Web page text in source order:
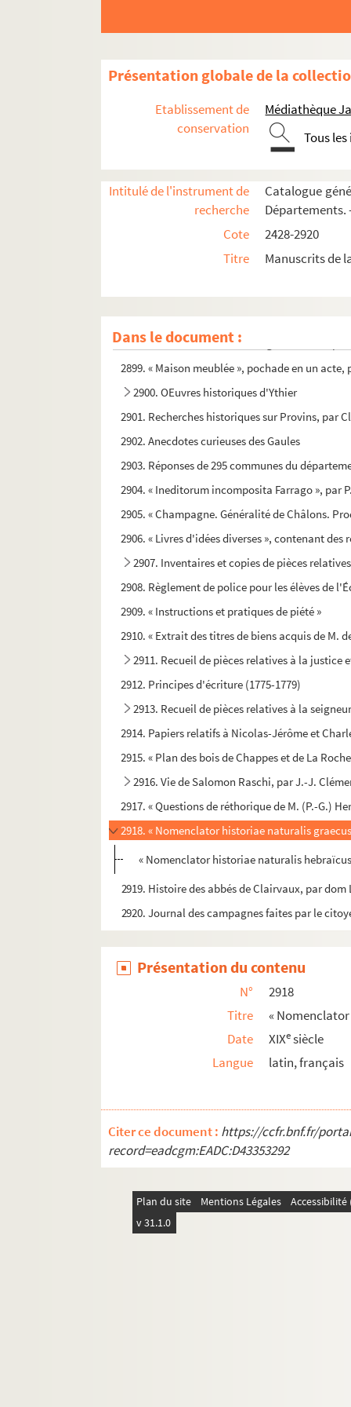
Présentation globale de la
Etablissement de
conservation
Médiathèque
Tous
Intitulé de l'instrument de
recherche
Catalogue
Départements.
Cote
2428-2920
Titre
Manuscrits de
Dans le document :
2886. [Titre absent ou non renseigné]
2888-2889. Extraits des Archives de l'Aube
2890. Recueil de pièces relatives pour la
2891. « Antiquitatum Claraevallensium
2892. Recueil de pièces concernant
2893. Pièces de théâtre représentées à
2896. Recueil de pièces relatives à
2897. Recherches sur les imprimeurs
2898. Lettres adressées à Auguste Millard
2899. « Maison meublée », pochade en un
2900. OEuvres historiques d'Ythier
2901. Recherches historiques sur Provins, par
2902. Anecdotes curieuses des Gaules
2903. Réponses de 295 communes du
2904. « Ineditorum incomposita Farrago », par
2905. « Champagne. Généralité de Châlons.
2906. « Livres d'idées diverses », contenant
2907. Inventaires et copies de pièces
2908. Règlement de police pour les élèves de
2909. « Instructions et pratiques de piété »
2910. « Extrait des titres de biens acquis de M.
2911. Recueil de pièces relatives à la justice
2912. Principes d'écriture (1775-1779)
2913. Recueil de pièces relatives à la
2914. Papiers relatifs à Nicolas-Jérôme et
2915. « Plan des bois de Chappes et de La
2916. Vie de Salomon Raschi, par J.-J.
2917. « Questions de réthorique de M. (P.-G.)
2918. « Nomenclator historiae naturalis
« Nomenclator historiae naturalis
2919. Histoire des abbés de Clairvaux, par
2920. Journal des campagnes faites par le
Présentation du contenu
N°
2918
Titre
«
Date
XIXesiècle
Langue
latin, français
Citer ce document : https://ccfr.bnf.fr/
record=eadcgm:EADC:D43353292
Plan du site Mentions Légales
v 31.1.0